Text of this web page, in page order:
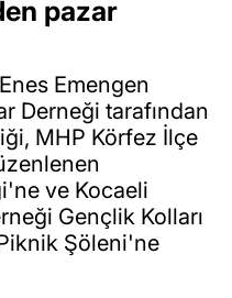
pazar
Emengen
Derneği tarafından
MHP Körfez İlçe
ve Kocaeli
Gençlik Kolları
Şöleni'ne